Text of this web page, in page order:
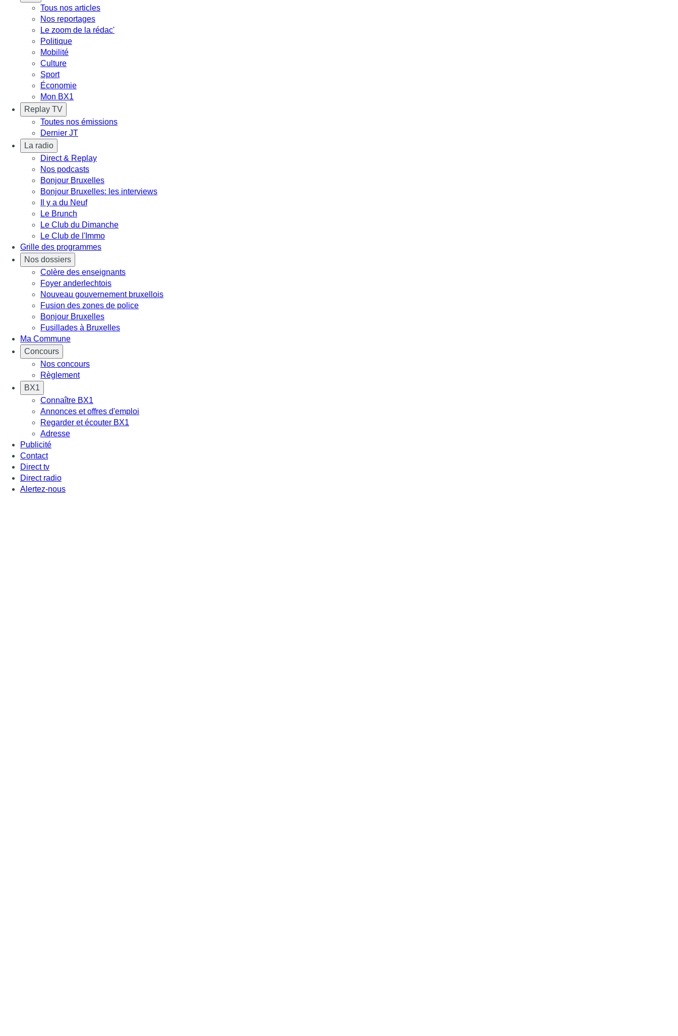
Tous nos articles
Nos reportages
Le zoom de la rédac'
Politique
Mobilité
Culture
Sport
Économie
Mon BX1
Replay TV
Toutes nos émissions
Dernier JT
La radio
Direct & Replay
Nos podcasts
Bonjour Bruxelles
Bonjour Bruxelles: les interviews
Il y a du Neuf
Le Brunch
Le Club du Dimanche
Le Club de l'Immo
Grille des programmes
Nos dossiers
Colère des enseignants
Foyer anderlechtois
Nouveau gouvernement bruxellois
Fusion des zones de police
Bonjour Bruxelles
Fusillades à Bruxelles
Ma Commune
Concours
Nos concours
Règlement
BX1
Connaître BX1
Annonces et offres d'emploi
Regarder et écouter BX1
Adresse
Publicité
Contact
Direct tv
Direct radio
Alertez-nous